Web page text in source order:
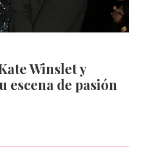
Winslet y
escena de pasión